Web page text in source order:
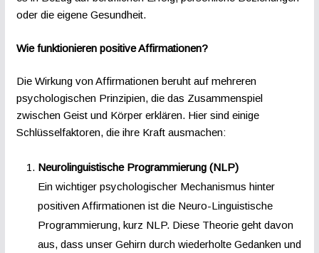
oder die eigene Gesundheit.
Wie funktionieren positive Affirmationen?
Die Wirkung von Affirmationen beruht auf mehreren
psychologischen Prinzipien, die das Zusammenspiel
zwischen Geist und Körper erklären. Hier sind einige
Schlüsselfaktoren, die ihre Kraft ausmachen:
Neurolinguistische Programmierung (NLP)
Ein wichtiger psychologischer Mechanismus hinter
positiven Affirmationen ist die Neuro-Linguistische
Programmierung, kurz NLP. Diese Theorie geht davon
aus, dass unser Gehirn durch wiederholte Gedanken und